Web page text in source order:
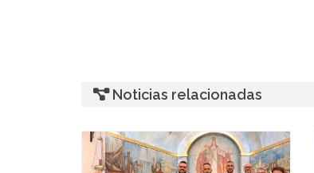
Noticias relacionadas